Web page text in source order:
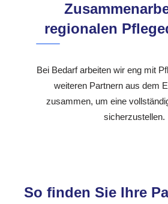
regionalen
Bei Bedarf arbeiten wir eng mit
weiteren Partnern aus dem
zusammen, um eine
sicherzustellen.
So finden Sie Ihre